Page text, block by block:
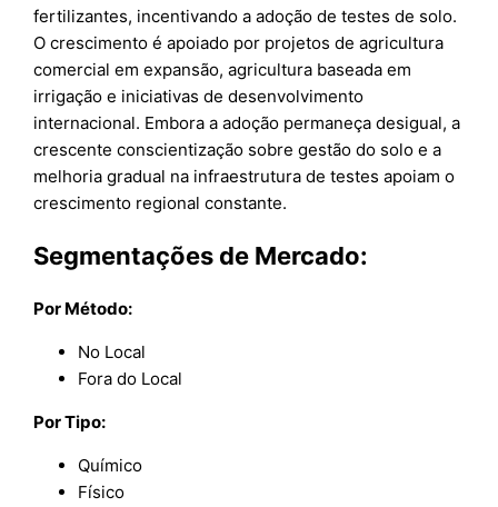
fertilizantes, incentivando a adoção de testes de solo.
O crescimento é apoiado por projetos de agricultura
comercial em expansão, agricultura baseada em
irrigação e iniciativas de desenvolvimento
internacional. Embora a adoção permaneça desigual, a
crescente conscientização sobre gestão do solo e a
melhoria gradual na infraestrutura de testes apoiam o
crescimento regional constante.
Segmentações de Mercado:
Por Método:
No Local
Fora do Local
Por Tipo:
Químico
Físico